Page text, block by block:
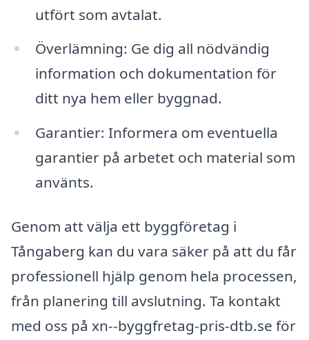
utfört som avtalat.
Överlämning: Ge dig all nödvändig
information och dokumentation för
ditt nya hem eller byggnad.
Garantier: Informera om eventuella
garantier på arbetet och material som
använts.
Genom att välja ett byggföretag i
Tångaberg kan du vara säker på att du får
professionell hjälp genom hela processen,
från planering till avslutning. Ta kontakt
med oss på xn--byggfretag-pris-dtb.se för